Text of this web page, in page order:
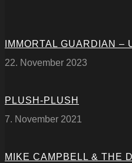
IMMORTAL GUARDIAN –
22. November 2023
PLUSH-PLUSH
7. November 2021
MIKE CAMPBELL & THE